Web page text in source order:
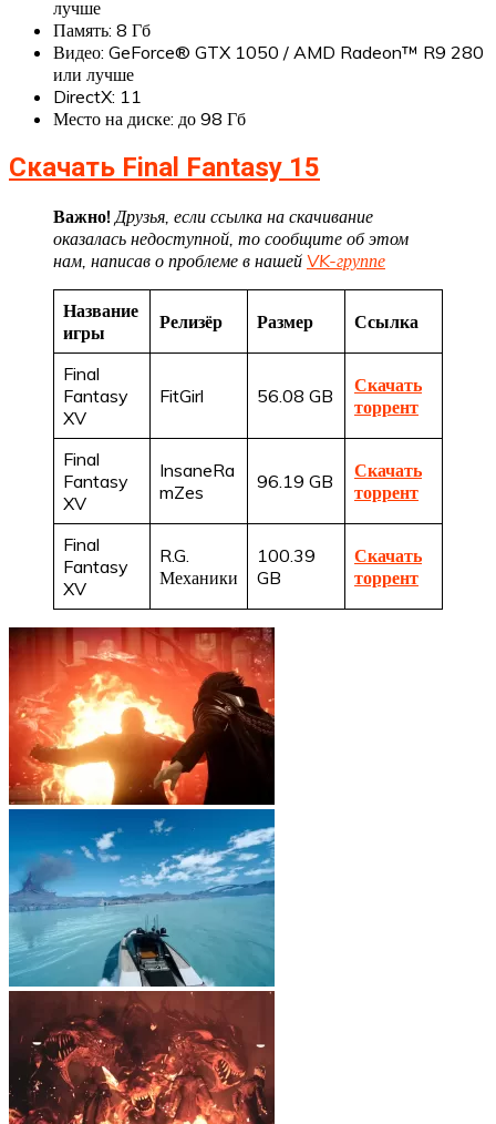
лучше
Память: 8 Гб
Видео: GeForce® GTX 1050 / AMD Radeon™ R9 280
или лучше
DirectX: 11
Место на диске: до 98 Гб
Скачать Final Fantasy 15
Важно! Друзья, если ссылка на скачивание
оказалась недоступной, то сообщите об этом
нам, написав о проблеме в нашей VK-группе
Название
игры
Релизёр Размер Ссылка
Final
Fantasy
XV
FitGirl 56.08 GB
Скачать
торрент
Final
Fantasy
XV
InsaneRa
mZes
96.19 GB
Скачать
торрент
Final
Fantasy
XV
R.G.
Механики
100.39
GB
Скачать
торрент